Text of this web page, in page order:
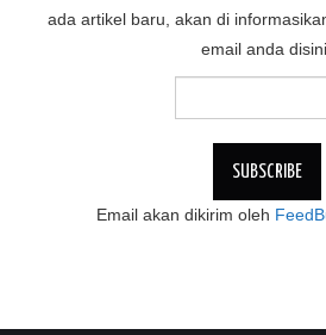
ada artikel baru, akan di
email anda
Email akan dikirim oleh